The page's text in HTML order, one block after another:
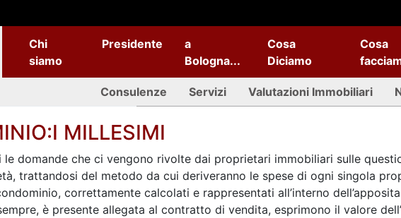
Chi
siamo
Presidente
a
Bologna...
Cosa
Diciamo
Cosa
Consulenze Servizi Valutazioni Immobiliari
MILLESIMI
le domande che ci vengono rivolte dai proprietari immobiliari sulle
trattandosi del metodo da cui deriveranno le spese di ogni singola
correttamente calcolati e rappresentati all’interno
è presente allegata al contratto di vendita, esprimono il valore